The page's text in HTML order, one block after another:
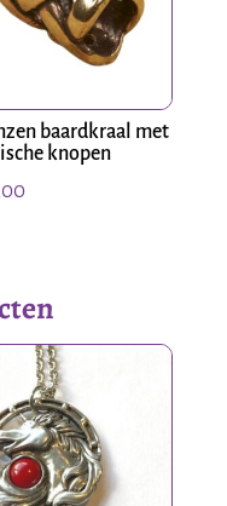
baardkraal met
knopen